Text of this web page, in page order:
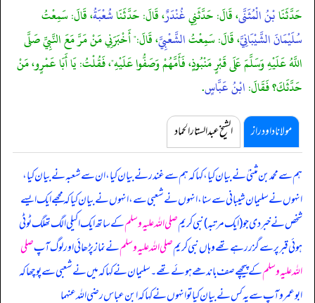
حَدَّثَنَابْنُ الْمُثَنَّى، قَالَ: حَدَّثَنِيغُنْدَرٌ، قَالَ: حَدَّثَنَاشُعْبَةُ، قَالَ: سَمِعْتُ
سُلَيْمَانَ الشَّيْبَانِيَّ، قَالَ: سَمِعْتُالشَّعْبِيَّ، قَالَ:" أَخْبَرَنِي مَنْ مَرَّ مَعَ النَّبِيِّ صَلَّى
اللَّهُ عَلَيْهِ وَسَلَّمَ عَلَى قَبْرٍ مَنْبُوذٍ، فَأَمَّهُمْ وَصَفُّوا عَلَيْهِ"، فَقُلْتُ: يَا أَبَا عَمْرٍو، مَنْ
حَدَّثَكَ؟ فَقَالَ:ابْنُ عَبَّاسٍ.
مولانا داود راز الشیخ عبدالستار الحماد
ہم سے محمد بن مثنیٰ نے بیان کیا، کہا کہ ہم سے غندر نے بیان کیا، ان سے شعبہ نے بیان کیا،
انہوں نے سلیمان شیبانی سے سنا، انہوں نے شعبی سے، انہوں نے بیان کیا کہ مجھے ایک ایسے
شخص نے خبر دیجو (ایک مرتبہ) نبی کریمصلی اللہ علیہ وسلمکے ساتھ ایک اکیلی الگ تھلگ ٹوٹی
ہوئی قبر پر سے گزر رہے تھے وہاں نبی کریمصلی اللہ علیہ وسلمنے نماز پڑھائی اور لوگ آپصلی
اللہ علیہ وسلمکے پیچھے صف باندھے ہوئے تھے۔ سلیمان نے کہا کہ میں نے شعبی سے پوچھا کہ
ابوعمرو آپ سے یہ کس نے بیان کیا تو انہوں نے کہا کہ ابن عباس رضی اللہ عنہما